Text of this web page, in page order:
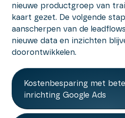
nieuwe productgroep van
kaart gezet. De volgende
aanscherpen van de
nieuwe data en inzichten
doorontwikkelen.
Kostenbesparing met
inrichting Google Ads